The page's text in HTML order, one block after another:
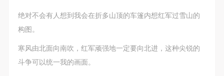
绝对不会有人想到我会在折多山顶的车篷内想红军过雪山的
构图。
寒风由北面向南吹，红军顽强地一定要向北进，这种尖锐的
斗争可以统一我的画面。
登录